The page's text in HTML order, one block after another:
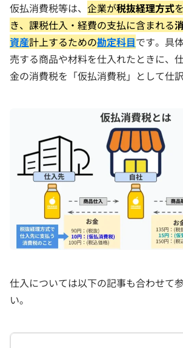
仮払消費税等は、 企業が税抜経理方式
き、課税仕入・経費の支払に含まれる
資産計上するための勘定科目です。具
売する商品や材料を仕入れたときに、
金の消費税を「仮払消費税」として仕訳
仕入については以下の記事も合わせて
い。